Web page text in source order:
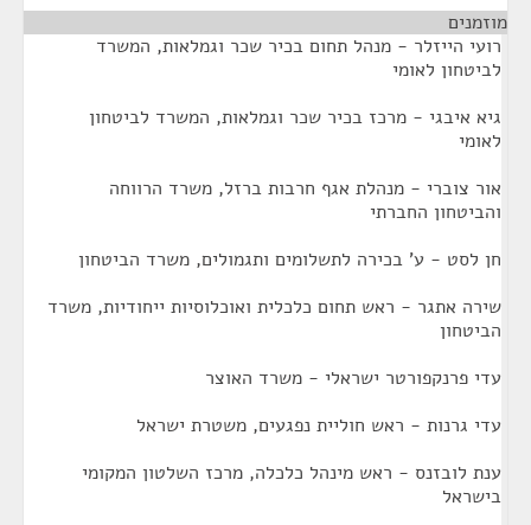
מוזמנים
רועי הייזלר - מנהל תחום בכיר שכר וגמלאות, המשרד
לביטחון לאומי
גיא איבגי - מרכז בכיר שכר וגמלאות, המשרד לביטחון
לאומי
אור צוברי - מנהלת אגף חרבות ברזל, משרד הרווחה
והביטחון החברתי
חן לסט - ע' בכירה לתשלומים ותגמולים, משרד הביטחון
שירה אתגר - ראש תחום כלכלית ואוכלוסיות ייחודיות, משרד
הביטחון
עדי פרנקפורטר ישראלי - משרד האוצר
עדי גרנות - ראש חוליית נפגעים, משטרת ישראל
ענת לובזנס - ראש מינהל כלכלה, מרכז השלטון המקומי
בישראל